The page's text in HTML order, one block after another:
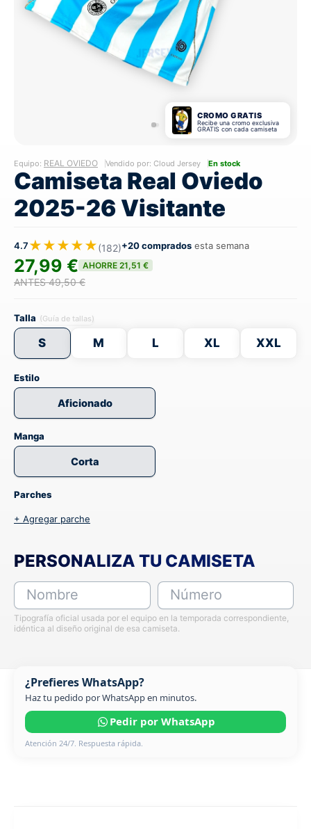
CROMO GRATIS
Recibe una cromo exclusiva
GRATIS con cada camiseta
Equipo: REAL OVIEDO Vendido por: Cloud Jersey En stock
Camiseta Real Oviedo
2025-26 Visitante
4.7★★★★★(182)+20 comprados esta semana
27,99 € AHORRE 21,51 €
ANTES 49,50 €
Talla (Guía de tallas)
S M L XL XXL
Estilo
Aficionado
Manga
Corta
Parches
+ Agregar parche
PERSONALIZA TU CAMISETA
Nombre Número
Tipografía oficial usada por el equipo en la temporada correspondiente,
idéntica al diseño original de esa camiseta.
¿Prefieres WhatsApp?
Haz tu pedido por WhatsApp en minutos.
Pedir por WhatsApp
Atención 24/7. Respuesta rápida.